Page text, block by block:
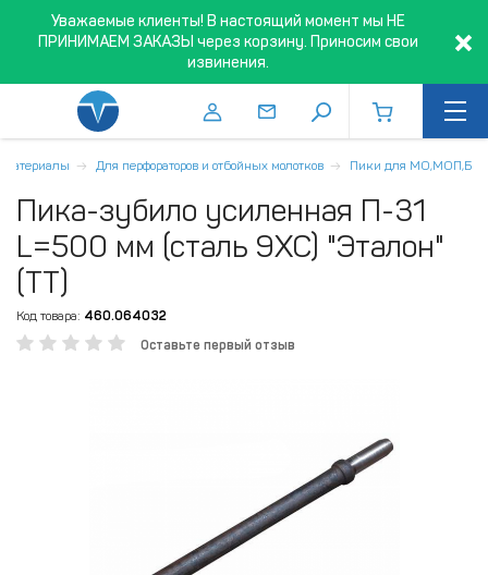
Уважаемые клиенты! В настоящий момент мы НЕ
ПРИНИМАЕМ ЗАКАЗЫ через корзину. Приносим свои
извинения.
материалы Для перфораторов и отбойных молотков Пики для МО,МОП,Б
Пика-зубило усиленная П-31
L=500 мм (сталь 9ХС) "Эталон"
(ТТ)
Код товара: 460.064032
Оставьте первый отзыв